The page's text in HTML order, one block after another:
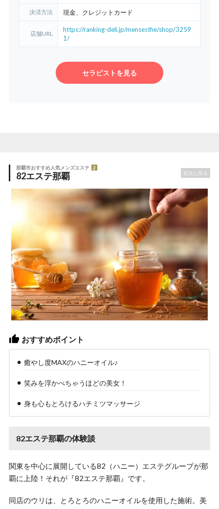
決済方法 現金、クレジットカード
店舗URL
https://ranking-deli.jp/mensesthe/shop/3259
1/
セラピストを見る
那覇市おすすめ人気メンズエステ 2
82エステ那覇 目次に戻る
おすすめポイント
癒やし度MAXのハニーオイル♪
笑みを浮かべちゃうほどの美女！
身も心もとろけるハチミツマッサージ
82エステ那覇の体験談
関東を中心に展開している82（ハニー）エステグループが那
覇に上陸！それが『82エステ那覇』です。
同店のウリは、とろとろのハニーオイルを使用した施術。美